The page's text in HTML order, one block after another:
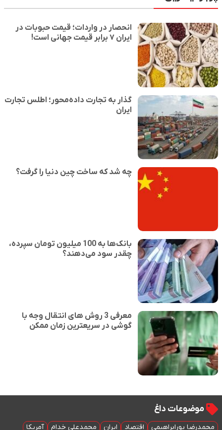
انحصار در واردات؛ قیمت حبوبات در
ایران ۷ برابر قیمت جهانی است!
گذار به تجارت داده‌محور؛ اطلس تجارت
ایران
چه شد که ساخت چین دنیا را گرفت؟
بانک‌ها به 100 میلیون تومان سپرده،
چقدر سود می‌دهند؟
معرفی 3 روش های انتقال وجه با
گوشی در سریعترین زمان ممکن
موضوعات داغ
محمدرضا پورابراهیمی اقتصاد ایران محمدعلی خدام آمریکا